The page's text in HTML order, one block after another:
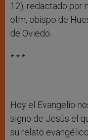
12), redactado por
ofm, obispo de
de Oviedo.
* * *
Hoy el Evangelio
signo de Jesús el
su relato